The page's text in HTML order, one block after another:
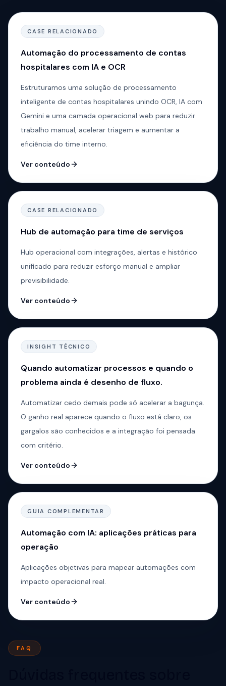
CASE RELACIONADO
Automação do processamento de contas
hospitalares com IA e OCR
Estruturamos uma solução de processamento
inteligente de contas hospitalares unindo OCR, IA com
Gemini e uma camada operacional web para reduzir
trabalho manual, acelerar triagem e aumentar a
eficiência do time interno.
Ver conteúdo
CASE RELACIONADO
Hub de automação para time de serviços
Hub operacional com integrações, alertas e histórico
unificado para reduzir esforço manual e ampliar
previsibilidade.
Ver conteúdo
INSIGHT TÉCNICO
Quando automatizar processos e quando o
problema ainda é desenho de fluxo.
Automatizar cedo demais pode só acelerar a bagunça.
O ganho real aparece quando o fluxo está claro, os
gargalos são conhecidos e a integração foi pensada
com critério.
Ver conteúdo
GUIA COMPLEMENTAR
Automação com IA: aplicações práticas para
operação
Aplicações objetivas para mapear automações com
impacto operacional real.
Ver conteúdo
FAQ